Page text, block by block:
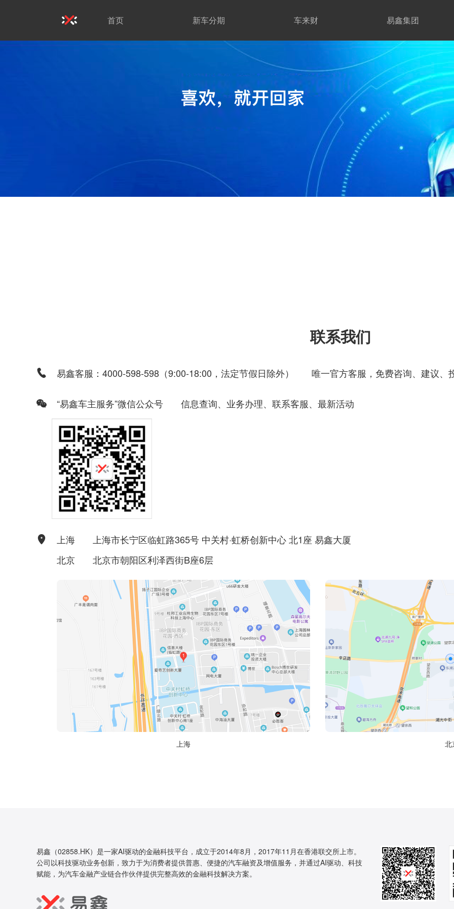
首页 新车分期 车来财 易鑫集团
联系我们
易鑫客服：4000-598-598（9:00-18:00，法定节假日除外） 唯一官方客服，免费咨询、建议、
“易鑫车主服务”微信公众号 信息查询、业务办理、联系客服、最新活动
上海
上海市长宁区临虹路365号 中关村·虹桥创新中心 北1座 易鑫大厦
北京
北京市朝阳区利泽西街B座6层
上海 北
易鑫（02858.HK）是一家AI驱动的金融科技平台，成立于2014年8月，2017年11月在香港联交所上市。
公司以科技驱动业务创新，致力于为消费者提供普惠、便捷的汽车融资及增值服务，并通过AI驱动、科技
赋能，为汽车金融产业链合作伙伴提供完整高效的金融科技解决方案。